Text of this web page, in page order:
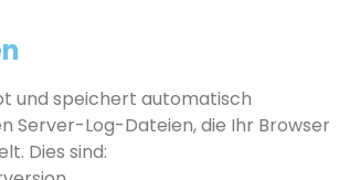
und speichert automatisch
Server-Log-Dateien, die Ihr Browser
Dies sind: